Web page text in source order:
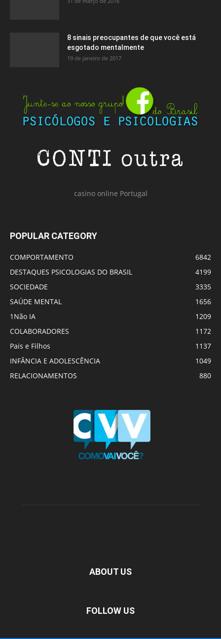
8 sinais preocupantes de que você está
esgotado mentalmente
19 de janeiro de 2017
casino online Portugal
POPULAR CATEGORY
COMPORTAMENTO
6842
DESTAQUES PSICOLOGIAS DO BRASIL
4199
SOCIEDADE
3335
SAÚDE MENTAL
1656
1Não IA
1209
COLABORADORES
1172
Pais e Filhos
1137
INFÂNCIA E ADOLESCÊNCIA
1049
RELACIONAMENTOS
880
ABOUT US
FOLLOW US